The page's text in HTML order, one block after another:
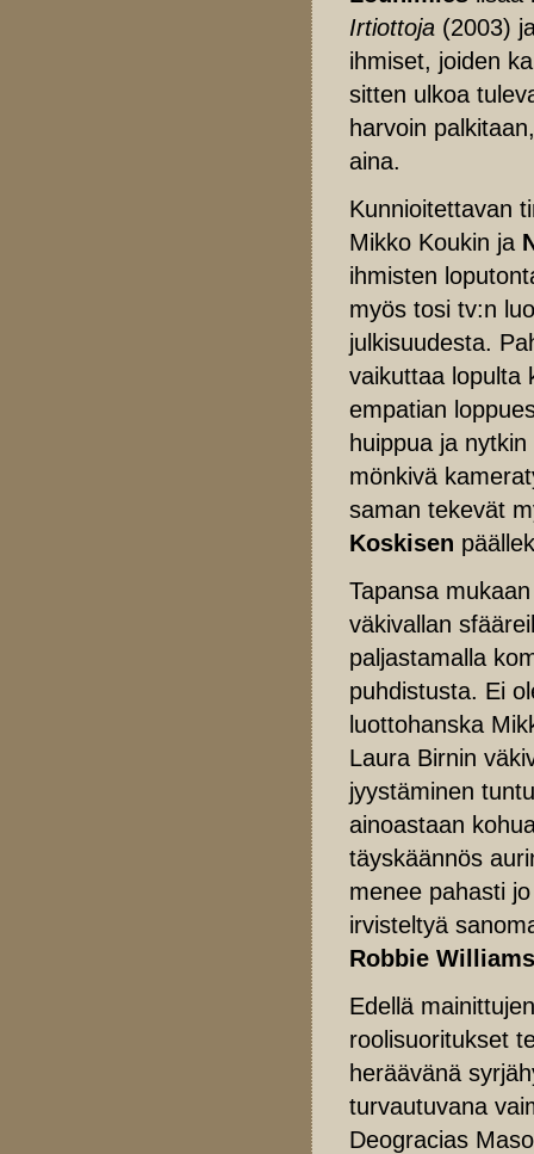
Irtiottoja (2003)
ihmiset, joiden
sitten ulkoa
harvoin
aina.
Kunnioitettavan
Mikko Koukin ja
ihmisten
myös tosi tv:n
julkisuudesta.
vaikuttaa lopulta
empatian
huippua ja nytkin
mönkivä
saman tekevät
Koskisen
Tapansa
väkivallan
paljastamalla
puhdistusta. Ei
luottohanska
Laura Birnin
jyystäminen
ainoastaan
täyskäännös
menee pahasti
irvisteltyä
Robbie
Edellä
roolisuoritukset
heräävänä
turvautuvana
Deogracias